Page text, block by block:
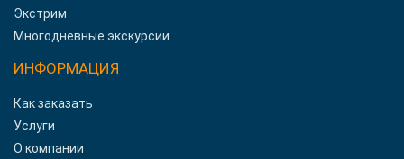
Экстрим
Многодневные экскурсии
ИНФОРМАЦИЯ
Как заказать
Услуги
О компании